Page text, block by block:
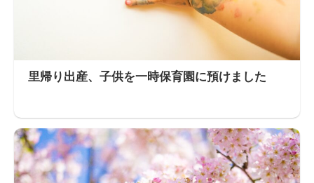
里帰り出産、子供を一時保育園に預けました